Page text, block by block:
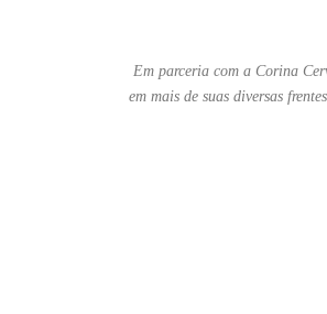
Em parceria com a Corina
em mais de suas diversas